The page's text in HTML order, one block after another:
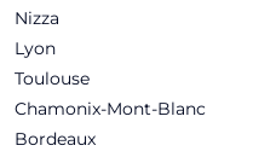
Nizza
Lyon
Toulouse
Chamonix-Mont-Blanc
Bordeaux